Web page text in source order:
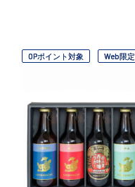
OPポイント対象 Web限定